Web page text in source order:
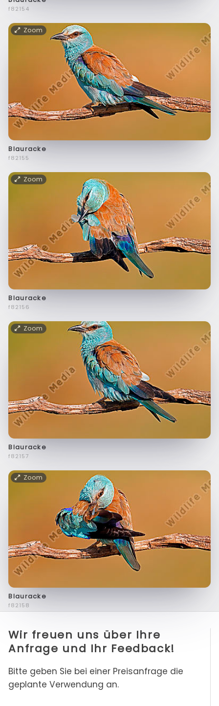
f82154
Zoom
Blauracke
f82155
Zoom
Blauracke
f82156
Zoom
Blauracke
f82157
Zoom
Blauracke
f82158
Wir freuen uns über Ihre
Anfrage und Ihr Feedback!
Bitte geben Sie bei einer Preisanfrage die
geplante Verwendung an.